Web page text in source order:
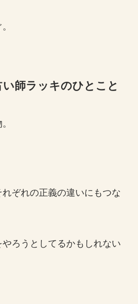
い師ラッキのひとこと
ぞれの正義の違いにもつな
ろうとしてるかもしれない